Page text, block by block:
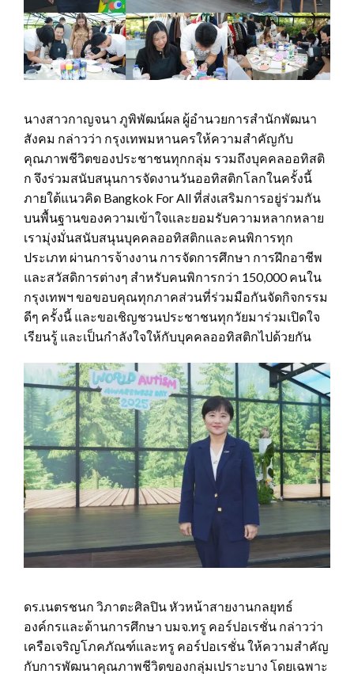
นางสาวกาญจนา ภูพิพัฒน์ผล ผู้อำนวยการสำนักพัฒนา
สังคม กล่าวว่า กรุงเทพมหานครให้ความสำคัญกับ
คุณภาพชีวิตของประชาชนทุกกลุ่ม รวมถึงบุคคลออทิสติ
ก จึงร่วมสนับสนุนการจัดงานวันออทิสติกโลกในครั้งนี้
ภายใต้แนวคิด Bangkok For All ที่ส่งเสริมการอยู่ร่วมกัน
บนพื้นฐานของความเข้าใจและยอมรับความหลากหลาย
เรามุ่งมั่นสนับสนุนบุคคลออทิสติกและคนพิการทุก
ประเภท ผ่านการจ้างงาน การจัดการศึกษา การฝึกอาชีพ
และสวัสดิการต่างๆ สำหรับคนพิการกว่า 150,000 คนใน
กรุงเทพฯ ขอขอบคุณทุกภาคส่วนที่ร่วมมือกันจัดกิจกรรม
ดีๆ ครั้งนี้ และขอเชิญชวนประชาชนทุกวัยมาร่วมเปิดใจ
เรียนรู้ และเป็นกำลังใจให้กับบุคคลออทิสติกไปด้วยกัน
ดร.เนตรชนก วิภาตะศิลปิน หัวหน้าสายงานกลยุทธ์
องค์กรและด้านการศึกษา บมจ.ทรู คอร์ปอเรชั่น กล่าวว่า
เครือเจริญโภคภัณฑ์และทรู คอร์ปอเรชั่น ให้ความสำคัญ
กับการพัฒนาคุณภาพชีวิตของกลุ่มเปราะบาง โดยเฉพาะ